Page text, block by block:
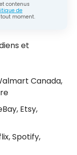
contenus
de
moment.
et
Canada,
Etsy,
Spotify,